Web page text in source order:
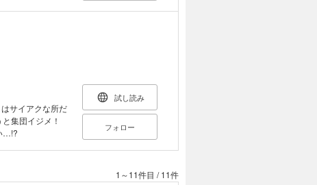
サイアクな所だ
と集団イジメ！
…!?
試し読み
フォロー
1～11件目 /11件